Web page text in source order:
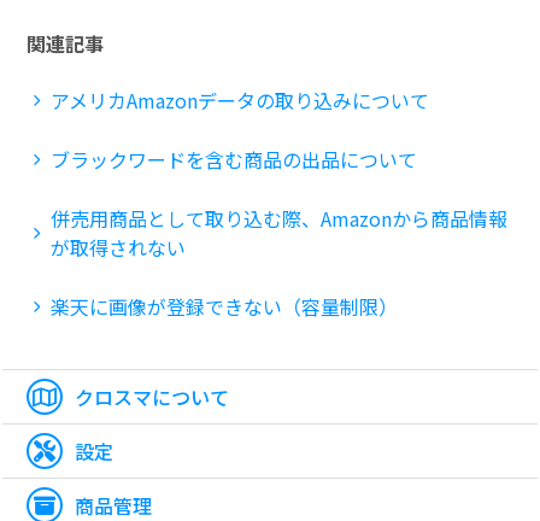
クロスマについて
設定
商品管理
関連記事
アメリカAmazonデータの取り込みについて
ブラックワードを含む商品の出品について
併売用商品として取り込む際、Amazonから商品情報
が取得されない
楽天に画像が登録できない（容量制限）